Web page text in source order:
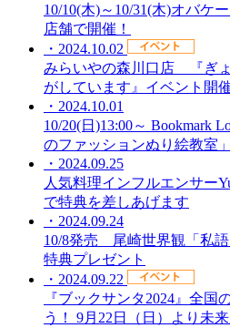
10/10(木)～10/31(木)オバケ
店舗で開催！
・2024.10.02
みらいやの森川口店 『ぎ
がしています』イベント開
・2024.10.01
10/20(日)13:00～ Bookmark
のファッションぬり絵教室
・2024.09.25
人気料理インフルエンサー
で特典を差しあげます
・2024.09.24
10/8発売 尾崎世界観「私
特典プレゼント
・2024.09.22
『ブックサンタ2024』全国
う！ 9月22日（日）より未